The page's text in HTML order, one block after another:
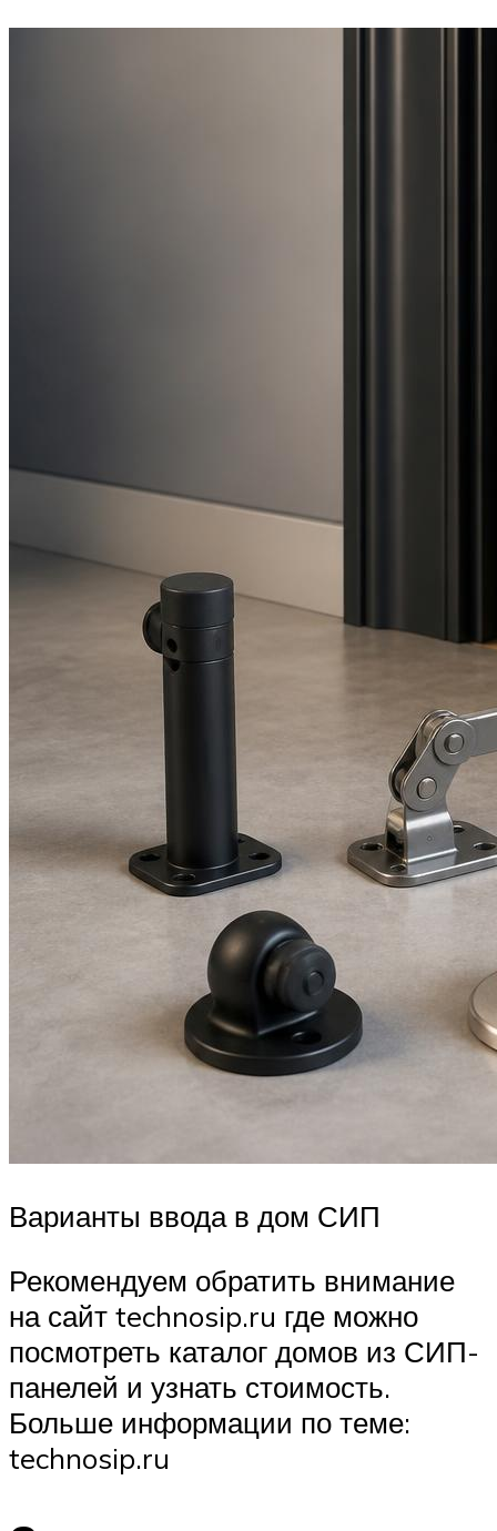
Варианты ввода в дом СИП
Рекомендуем обратить внимание
на сайт technosip.ru где можно
посмотреть каталог домов из СИП-
панелей и узнать стоимость.
Больше информации по теме:
technosip.ru